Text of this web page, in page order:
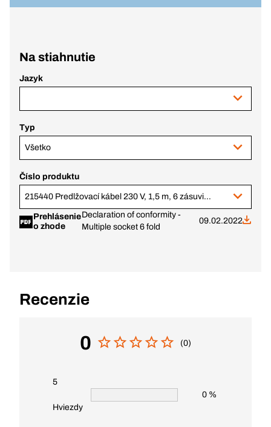
Na stiahnutie
Jazyk
Typ
Všetko
Číslo produktu
215440 Predlžovací kábel 230 V, 1,5 m, 6 zásuviek, prepäťová ochrana, spínač
Prehlásenie
o zhode
Declaration of conformity -
Multiple socket 6 fold
09.02.2022
Recenzie
0 (0)
5
Hviezdy
0 %